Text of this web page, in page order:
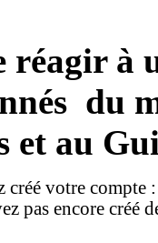
réagir à
du
et au
créé votre compte
pas encore créé